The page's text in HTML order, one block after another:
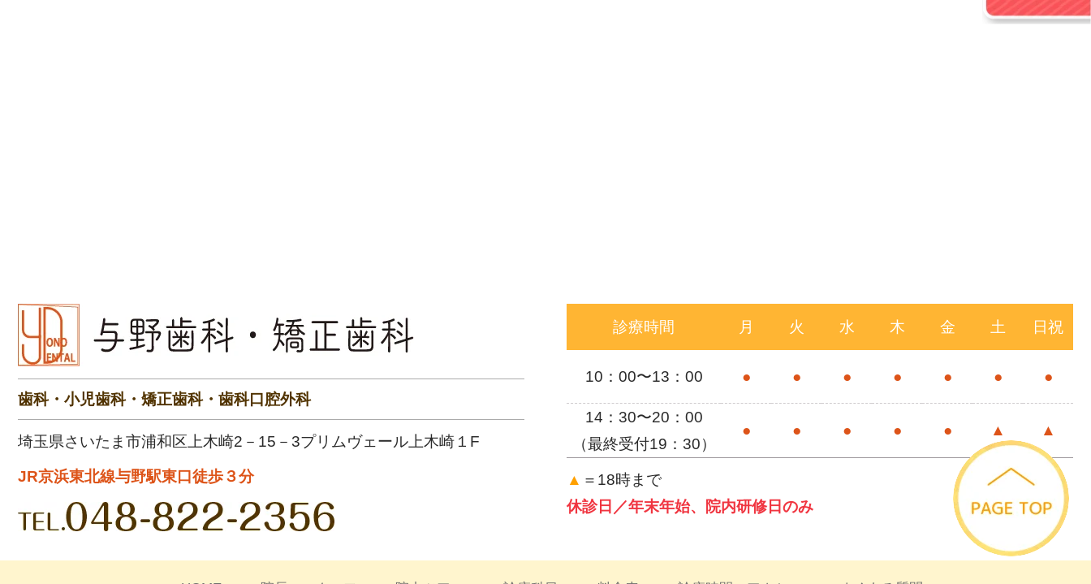
歯科・小児歯科・矯正歯科・歯科口腔外科
埼玉県さいたま市浦和区上木崎2－15－3プリムヴェール上木崎１F
JR京浜東北線与野駅東口徒歩３分
診療時間 月 火 水 木 金 土 日祝
10：00〜13：00 ● ● ● ● ● ● ●
14：30〜20：00
（最終受付19：30）
● ● ● ● ● ▲ ▲
▲ ＝18時まで
休診日／年末年始、院内研修日のみ